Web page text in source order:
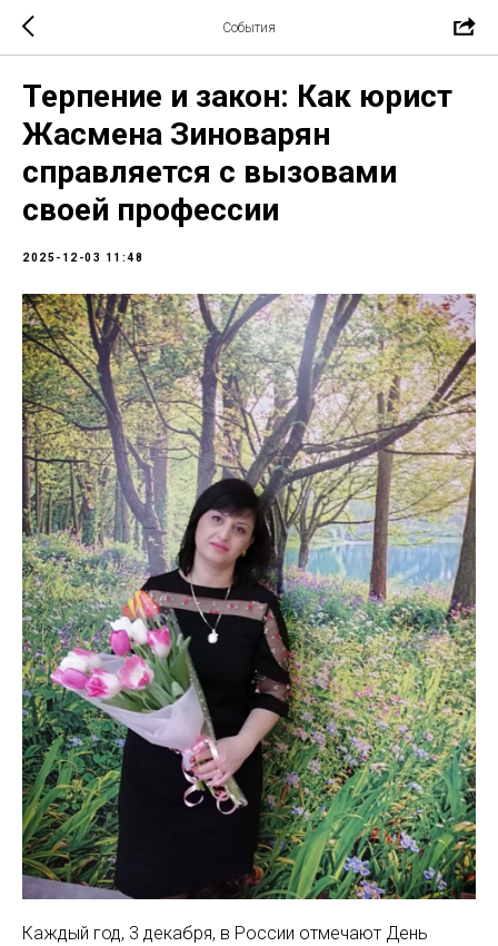
События
Терпение и закон: Как юрист
Жасмена Зиноварян
справляется с вызовами
своей профессии
2025-12-03 11:48
Каждый год, 3 декабря, в России отмечают День